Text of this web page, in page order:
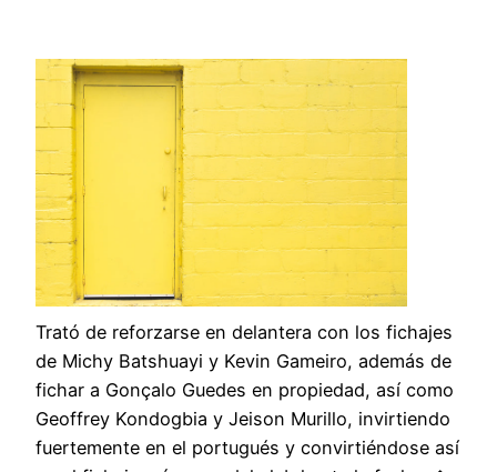
Trató de reforzarse en delantera con los fichajes
de Michy Batshuayi y Kevin Gameiro, además de
fichar a Gonçalo Guedes en propiedad, así como
Geoffrey Kondogbia y Jeison Murillo, invirtiendo
fuertemente en el portugués y convirtiéndose así